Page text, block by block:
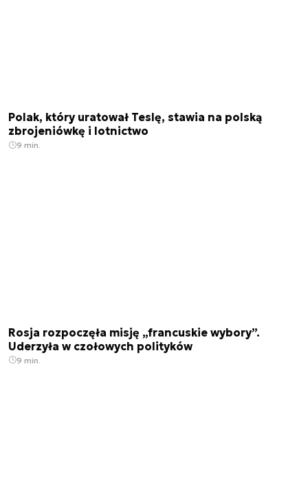
Polak, który uratował Teslę, stawia na polską
zbrojeniówkę i lotnictwo
9 min.
Rosja rozpoczęła misję „francuskie wybory”.
Uderzyła w czołowych polityków
9 min.